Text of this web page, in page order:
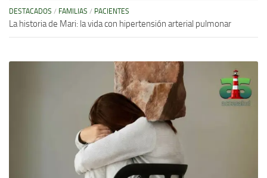
DESTACADOS / FAMILIAS / PACIENTES
La historia de Mari: la vida con hipertensión arterial pulmonar